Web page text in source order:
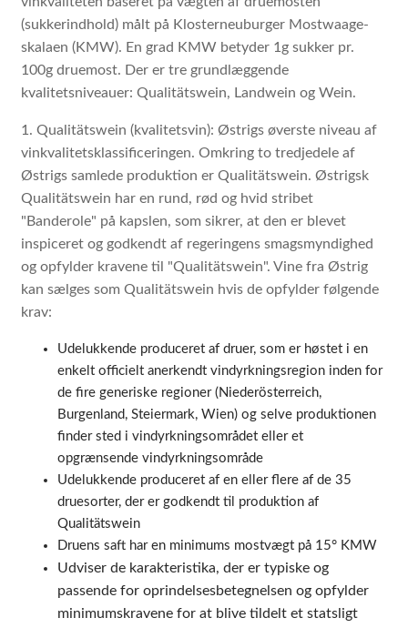
(sukkerindhold) målt på Klosterneuburger Mostwaage-
skalaen (KMW). En grad KMW betyder 1g sukker pr.
100g druemost. Der er tre grundlæggende
kvalitetsniveauer: Qualitätswein, Landwein og Wein.
1. Qualitätswein (kvalitetsvin): Østrigs øverste niveau af
vinkvalitetsklassificeringen. Omkring to tredjedele af
Østrigs samlede produktion er Qualitätswein. Østrigsk
Qualitätswein har en rund, rød og hvid stribet
"Banderole" på kapslen, som sikrer, at den er blevet
inspiceret og godkendt af regeringens smagsmyndighed
og opfylder kravene til "Qualitätswein". Vine fra Østrig
kan sælges som Qualitätswein hvis de opfylder følgende
krav:
Udelukkende produceret af druer, som er høstet i en
enkelt officielt anerkendt vindyrkningsregion inden for
de fire generiske regioner (Niederösterreich,
Burgenland, Steiermark, Wien) og selve produktionen
finder sted i vindyrkningsområdet eller et
opgrænsende vindyrkningsområde
Udelukkende produceret af en eller flere af de 35
druesorter, der er godkendt til produktion af
Qualitätswein
Druens saft har en minimums mostvægt på 15° KMW
Udviser de karakteristika, der er typiske og
passende for oprindelsesbetegnelsen og opfylder
minimumskravene for at blive tildelt et statsligt